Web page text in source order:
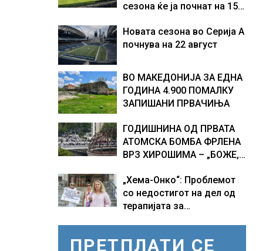
сезона ќе ја почнат на 15
Новата сезона во Серија А
почнува на 22 август
ВО МАКЕДОНИЈА ЗА ЕДНА
ГОДИНА 4.900 ПОМАЛКУ
ЗАПИШАНИ ПРВАЧИЊА
ГОДИШНИНА ОД ПРВАТА
АТОМСКА БОМБА ФРЛЕНА
ВРЗ ХИРОШИМА – „БОЖЕ,
дел од екипажот во
авионот „Енола Геј“ и
учесниците во
што го промени текот на
„Хема-Онко“: Проблемот
со недостигот на дел од
терапијата за
ПРЕТПЛАТИ СЕ